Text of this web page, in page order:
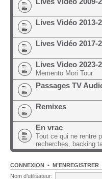
Lives Vidéo 2013-
Lives Vidéo 2017-
Lives Video 2023-
Memento Mori Tour
Passages TV
Remixes
En vrac
Tout ce qui ne rentre
recherches, backing
CONNEXION • M’ENREGISTRER
Nom d’utilisateur: